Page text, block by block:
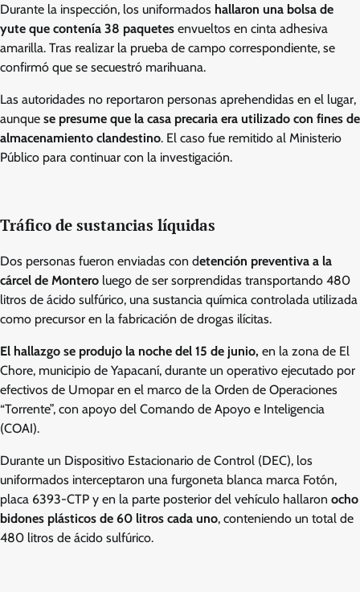
Durante la inspección, los uniformados hallaron una bolsa de
yute que contenía 38 paquetes envueltos en cinta adhesiva
amarilla. Tras realizar la prueba de campo correspondiente, se
confirmó que se secuestró marihuana.
Las autoridades no reportaron personas aprehendidas en el lugar,
aunque se presume que la casa precaria era utilizado con fines de
almacenamiento clandestino. El caso fue remitido al Ministerio
Público para continuar con la investigación.
Tráfico de sustancias líquidas
Dos personas fueron enviadas con detención preventiva a la
cárcel de Montero luego de ser sorprendidas transportando 480
litros de ácido sulfúrico, una sustancia química controlada utilizada
como precursor en la fabricación de drogas ilícitas.
El hallazgo se produjo la noche del 15 de junio, en la zona de El
Chore, municipio de Yapacaní, durante un operativo ejecutado por
efectivos de Umopar en el marco de la Orden de Operaciones
“Torrente”, con apoyo del Comando de Apoyo e Inteligencia
(COAI).
Durante un Dispositivo Estacionario de Control (DEC), los
uniformados interceptaron una furgoneta blanca marca Fotón,
placa 6393-CTP y en la parte posterior del vehículo hallaron ocho
bidones plásticos de 60 litros cada uno, conteniendo un total de
480 litros de ácido sulfúrico.